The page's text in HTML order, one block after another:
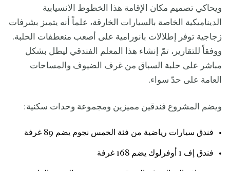
ويحاكي تصميم مكان الإقامة هذا الخطوط الانسيابية
الديناميكية الخاصة بالسيارات الخارقة، علماً أنه يتميز بشرفات
زجاجية توفر إطلالات بانورامية على أصعب منعطفات الحلبة.
ووفقاً للتقارير، تمّ إنشاء هذا المعلم الفندقي ليطل بشكل
مباشر على حلبة السباق من غرف الضيوف والمساحات
العامة على حدّ سواء.
ويضم المشروع فندقين مميزين ومجموعة وحدات سكنية:
فندق سيارات رياضية من فئة الخمس نجوم يضم 89 غرفة
فندق إف 1 أوفرلوك يضم 168 غرفة